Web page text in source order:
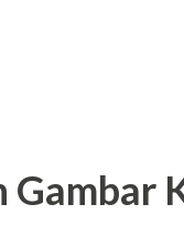
Gambar